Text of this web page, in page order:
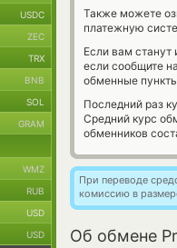
Также можете
платежную
Если вам
если сообщите
обменные
Последний раз
Средний курс
обменников
При переводе
комиссию в
Об обмене
USDC
ZEC
TRX
BNB
SOL
GRAM
WMZ
RUB
USD
USD